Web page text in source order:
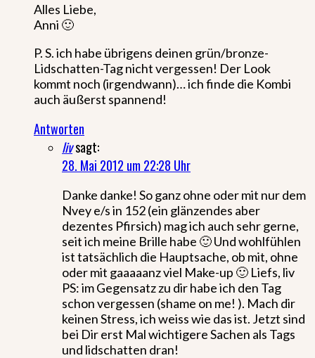
Alles Liebe,
Anni 🙂
P. S. ich habe übrigens deinen grün/bronze-
Lidschatten-Tag nicht vergessen! Der Look
kommt noch (irgendwann)… ich finde die Kombi
auch äußerst spannend!
Antworten
livsagt:
28. Mai 2012 um 22:28 Uhr
Danke danke! So ganz ohne oder mit nur dem
Nvey e/s in 152 (ein glänzendes aber
dezentes Pfirsich) mag ich auch sehr gerne,
seit ich meine Brille habe 🙂 Und wohlfühlen
ist tatsächlich die Hauptsache, ob mit, ohne
oder mit gaaaaanz viel Make-up 🙂 Liefs, liv
PS: im Gegensatz zu dir habe ich den Tag
schon vergessen (shame on me! ). Mach dir
keinen Stress, ich weiss wie das ist. Jetzt sind
bei Dir erst Mal wichtigere Sachen als Tags
und lidschatten dran!